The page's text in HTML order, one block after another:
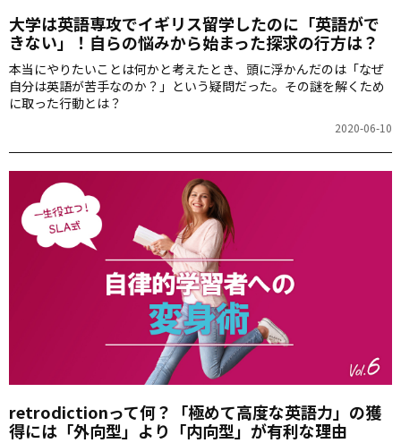
大学は英語専攻でイギリス留学したのに「英語がで
きない」！自らの悩みから始まった探求の行方は？
本当にやりたいことは何かと考えたとき、頭に浮かんだのは「なぜ
自分は英語が苦手なのか？」という疑問だった。その謎を解くため
に取った行動とは？
2020-06-10
retrodictionって何？「極めて高度な英語力」の獲
得には「外向型」より「内向型」が有利な理由